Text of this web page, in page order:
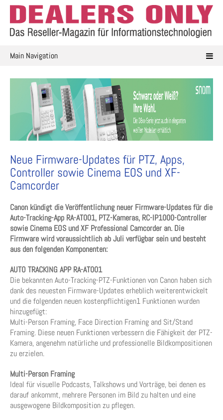
Skip
content
Main Navigation
Neue Firmware-Updates für PTZ, Apps,
Controller sowie Cinema EOS und XF-
Camcorder
Canon kündigt die Veröffentlichung neuer Firmware-Updates für die
Auto-Tracking-App RA-AT001, PTZ-Kameras, RC-IP1000-Controller
sowie Cinema EOS und XF Professional Camcorder an. Die
Firmware wird voraussichtlich ab Juli verfügbar sein und besteht
aus den folgenden Komponenten:
AUTO TRACKING APP RA-AT001
Die bekannten Auto-Tracking-PTZ-Funktionen von Canon haben sich
dank des neuesten Firmware-Updates erheblich weiterentwickelt
und die folgenden neuen kostenpflichtigen1 Funktionen wurden
hinzugefügt:
Multi-Person Framing, Face Direction Framing and Sit/Stand
Framing. Diese neuen Funktionen verbessern die Fähigkeit der PTZ-
Kamera, angenehm natürliche und professionelle Bildkompositionen
zu erzielen.
Multi-Person Framing
Ideal für visuelle Podcasts, Talkshows und Vorträge, bei denen es
darauf ankommt, mehrere Personen im Bild zu halten und eine
ausgewogene Bildkomposition zu pflegen.